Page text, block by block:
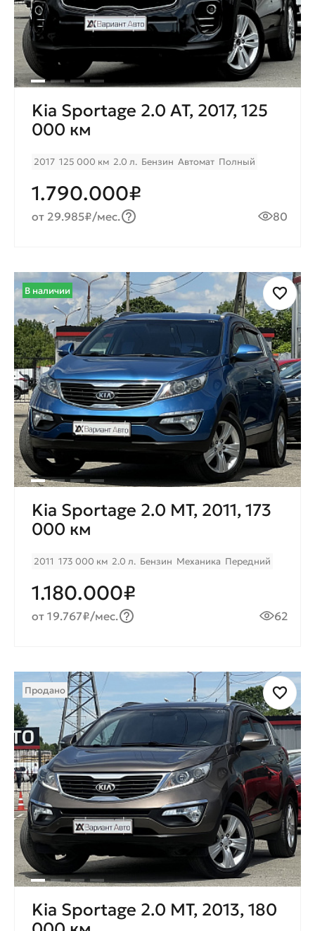
Kia Sportage 2.0 AT, 2017, 125
000 км
2017 125 000 км 2.0 л. Бензин Автомат Полный
1.790.000₽
от 29.985₽/мес. 80
В наличии
Kia Sportage 2.0 МТ, 2011, 173
000 км
2011 173 000 км 2.0 л. Бензин Механика Передний
1.180.000₽
от 19.767₽/мес. 62
Продано
Kia Sportage 2.0 МT, 2013, 180